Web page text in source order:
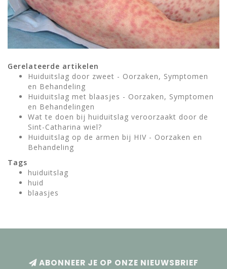
Gerelateerde artikelen
Huiduitslag door zweet - Oorzaken, Symptomen
en Behandeling
Huiduitslag met blaasjes - Oorzaken, Symptomen
en Behandelingen
Wat te doen bij huiduitslag veroorzaakt door de
Sint-Catharina wiel?
Huiduitslag op de armen bij HIV - Oorzaken en
Behandeling
Tags
huiduitslag
huid
blaasjes
ABONNEER JE OP ONZE NIEUWSBRIEF